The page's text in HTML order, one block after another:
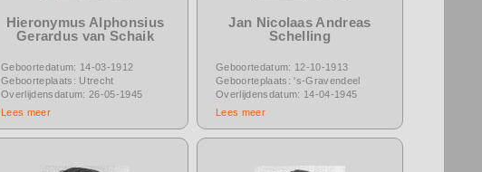
Hieronymus Alphonsius
Gerardus van Schaik
Geboortedatum: 14-03-1912
Geboorteplaats: Utrecht
Overlijdensdatum: 26-05-1945
Lees meer
Jan Nicolaas Andreas
Schelling
Geboortedatum: 12-10-1913
Geboorteplaats: 's-Gravendeel
Overlijdensdatum: 14-04-1945
Lees meer